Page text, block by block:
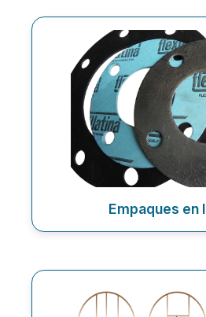
Empaques en